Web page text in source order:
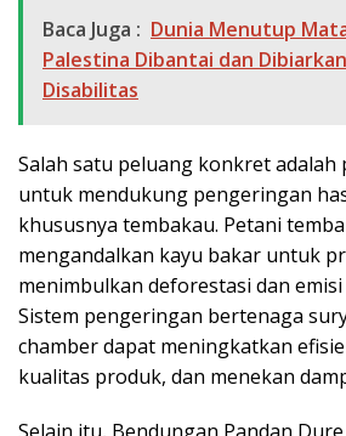
Baca Juga : Dunia Menutup
Palestina Dibantai dan
Disabilitas
Salah satu peluang konkret adalah
untuk mendukung pengeringan
khususnya tembakau. Petani
mengandalkan kayu bakar untuk
menimbulkan deforestasi dan
Sistem pengeringan bertenaga
chamber dapat meningkatkan
kualitas produk, dan menekan